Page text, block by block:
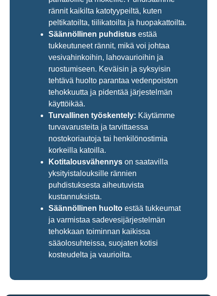
rännit kaikilta katotyypeiltä, kuten
peltikatoilta, tiilikatoilta ja huopakattoilta.
Säännöllinen puhdistus estää
tukkeutuneet rännit, mikä voi johtaa
vesivahinkoihin, lahovaurioihin ja
ruostumiseen. Keväisin ja syksyisin
tehtävä huolto parantaa vedenpoiston
tehokkuutta ja pidentää järjestelmän
käyttöikää.
Turvallinen työskentely: Käytämme
turvavarusteita ja tarvittaessa
nostokoriautoja tai henkilönostimia
korkeilla katoilla.
Kotitalousvähennys on saatavilla
yksityistalouksille rännien
puhdistuksesta aiheutuvista
kustannuksista.
Säännöllinen huolto estää tukkeumat
ja varmistaa sadevesijärjestelmän
tehokkaan toiminnan kaikissa
sääolosuhteissa, suojaten kotisi
kosteudelta ja vaurioilta.